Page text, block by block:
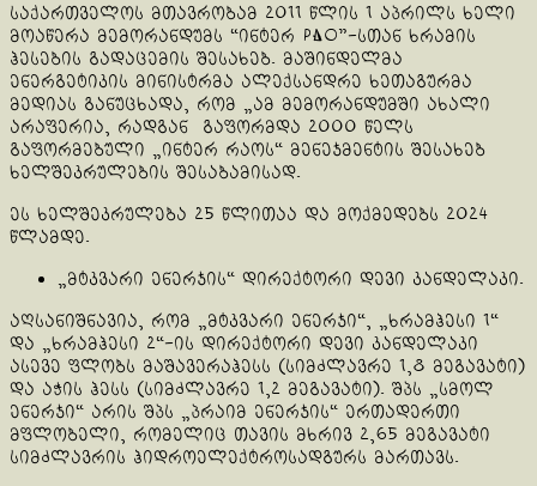
საქართველოს მთავრობამ 2011 წლის 1 აპრილს ხელი
მოაწერა მემორანდუმს “ინტერ РАО”-სთან ხრამის
ჰესების გადაცემის შესახებ. მაშინდელმა
ენერგეტიკის მინისტრმა ალექსანდრე ხეთაგურმა
მედიას განუცხადა, რომ „ამ მემორანდუმში ახალი
არაფერია, რადგან გაფორმდა 2000 წელს
გაფორმებული „ინტერ რაოს“ მენეჯმენტის შესახებ
ხელშეკრულების შესაბამისად.
ეს ხელშეკრულება 25 წლითაა და მოქმედებს 2024
წლამდე.
„მტკვარი ენერჯის“ დირექტორი დევი კანდელაკი.
აღსანიშნავია, რომ „მტკვარი ენერჯი“, „ხრამჰესი 1“
და „ხრამჰესი 2“-ის დირექტორი დევი კანდელაკი
ასევე ფლობს მაშავერაჰესს (სიმძლავრე 1,8 მეგავატი)
და აჭის ჰესს (სიმძლავრე 1,2 მეგავატი). შპს „სმოლ
ენერჯი“ არის შპს „პრაიმ ენერჯის“ ერთადერთი
მფლობელი, რომელიც თავის მხრივ 2,65 მეგავატი
სიმძლავრის ჰიდროელექტროსადგურს მართავს.